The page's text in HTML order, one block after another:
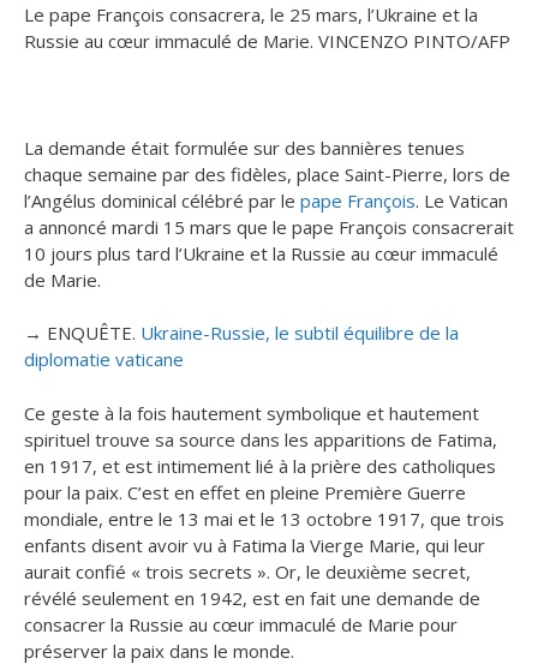
Le pape François consacrera, le 25 mars, l’Ukraine et la
Russie au cœur immaculé de Marie. VINCENZO PINTO/AFP
La demande était formulée sur des bannières tenues
chaque semaine par des fidèles, place Saint-Pierre, lors de
l’Angélus dominical célébré par le pape François. Le Vatican
a annoncé mardi 15 mars que le pape François consacrerait
10 jours plus tard l’Ukraine et la Russie au cœur immaculé
de Marie.
→ ENQUÊTE. Ukraine-Russie, le subtil équilibre de la
diplomatie vaticane
Ce geste à la fois hautement symbolique et hautement
spirituel trouve sa source dans les apparitions de Fatima,
en 1917, et est intimement lié à la prière des catholiques
pour la paix. C’est en effet en pleine Première Guerre
mondiale, entre le 13 mai et le 13 octobre 1917, que trois
enfants disent avoir vu à Fatima la Vierge Marie, qui leur
aurait confié « trois secrets ». Or, le deuxième secret,
révélé seulement en 1942, est en fait une demande de
consacrer la Russie au cœur immaculé de Marie pour
préserver la paix dans le monde.